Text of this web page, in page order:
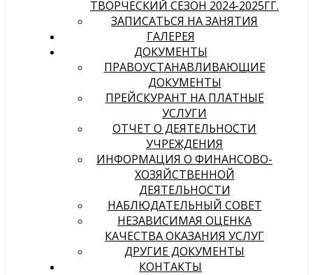
ТВОРЧЕСКИЙ СЕЗОН 2024-2025ГГ.
ЗАПИСАТЬСЯ НА ЗАНЯТИЯ
ГАЛЕРЕЯ
ДОКУМЕНТЫ
ПРАВОУСТАНАВЛИВАЮЩИЕ
ДОКУМЕНТЫ
ПРЕЙСКУРАНТ НА ПЛАТНЫЕ
УСЛУГИ
ОТЧЕТ О ДЕЯТЕЛЬНОСТИ
УЧРЕЖДЕНИЯ
ИНФОРМАЦИЯ О ФИНАНСОВО-
ХОЗЯЙСТВЕННОЙ
ДЕЯТЕЛЬНОСТИ
НАБЛЮДАТЕЛЬНЫЙ СОВЕТ
НЕЗАВИСИМАЯ ОЦЕНКА
КАЧЕСТВА ОКАЗАНИЯ УСЛУГ
ДРУГИЕ ДОКУМЕНТЫ
КОНТАКТЫ